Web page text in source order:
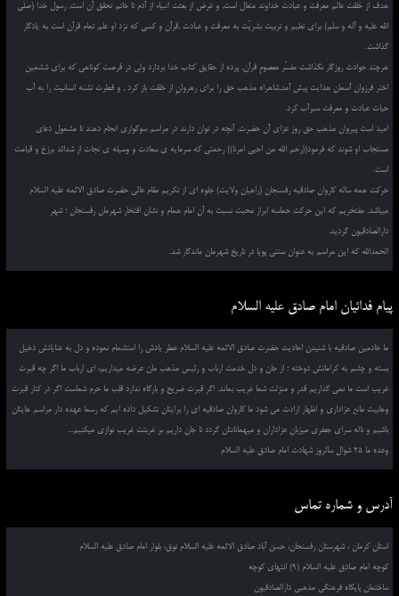
هدف از خلقت عالم معرفت و عبادت خداوند متعال است, و غرض از بعثت انبیاء از آدم تا خاتم تحقق آن است, رسول خدا (صلی
الله علیه و آله و سلم) برای تعلیم و تربیت بشریّت به معرفت و عبادت ,قرآن و کسی که نزد او علم تمام قرآن است به یادگار
گذاشت.
هرچند حوادث روزگار نگذاشت مفسّر معصومِ قرآن, پرده از حقایق کتاب خدا بردارد ولی در فرصت کوتاهی که برای ششمین
اختر فرزوان آسمان هدایت پیش آمد,شاهراه مذهب حق را برای رهروانِ از خلقت باز کرد , و فطرت تشنه انسانیت را به آب
حیات عبادت و معرفت سیرآب کرد.
امید است پیروان مذهب حق روز عزای آن حضرت, آنچه در توان دارند در مراسم سوگواری انجام دهند تا مشمول دعای
مستجاب او شوند که فرمود((رحم الله من احیی امرنا)) رحمتی که سرمایه ی سعادت و وسیله ی نجات از شدائد برزخ و قیامت
است.
حرکت همه ساله کاروان صادقیه رفسنجان (راهیان ولایت) جلوه ای از تکریم مقام عالی حضرت صادق الائمه علیه السلام
میباشد. مفتخریم که این حرکت حماسه ابراز محبت نسبت به آن امام همام و نشان افتخار شهرمان رفسنجان ؛ شهر
دارالصادقیون گردید.
الحمدالله که این مراسم به عنوان سنتی پویا در تاریخ شهرمان ماندگار شد.
پیام فدائیان امام صادق علیه السلام
ما خادمین صادقیه با شنیدن احادیث حضرت صادق الائمه علیه السلام عطر یادش را استشمام نموده و دل به عنایاتش دخیل
بسته و چشم به کراماتش دوخته ؛ از جان و دل خدمت ارباب و رئیس مذهب مان عرضه میداریم، ای ارباب ما اگر چه قبرت
غریب است ما نمی گذاریم قدر و منزلت شما غریب بماند. اگر قبرت ضریح و بارگاه ندارد قلب ما حرم شماست اگر در کنار قبرت
وهابیت مانع عزاداری و اظهار ارادت می شود ما کاروان صادقیه ای را برایتان تشکیل داده ایم که رسما عهده دار مراسم هایتان
باشیم و ناله سرای جعفری میزبان عزاداران و میهمانانتان گردد تا جان داریم بر غربتت غریب نوازی میکنیم...
وعده ما 25 شوال سالروز شهادت امام صادق علیه السلام
آدرس و شماره تماس
استان کرمان ، شهرستان رفسنجان، حسن آباد صادق الائمه علیه السلام نوق، بلوار امام صادق علیه السلام
کوچه امام صادق علیه السلام (9) انتهای کوچه
ساختمان پایگاه فرهنگی مذهبی دارالصادقیون